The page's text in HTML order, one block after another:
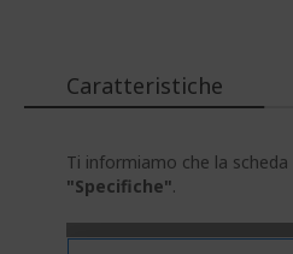
Caratteristiche
Ti informiamo che la scheda
"Specifiche".